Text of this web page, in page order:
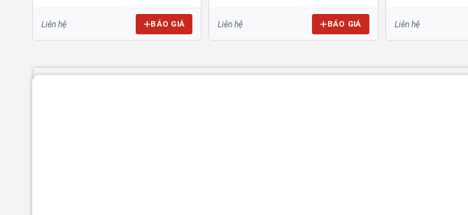
Liên hệ BÁO GIÁ Liên hệ BÁO GIÁ Liên hệ